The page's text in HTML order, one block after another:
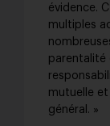
évidence.
multiples
parentalité
mutuelle
général. »